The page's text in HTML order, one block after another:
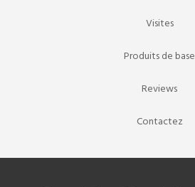
Visites
Produits de base
Reviews
Contactez